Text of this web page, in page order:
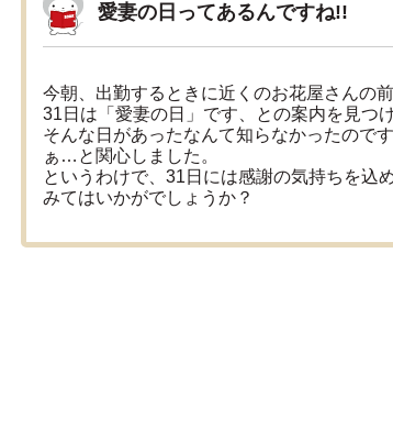
愛妻の日ってあるんですね!!
今朝、出勤するときに近くのお花屋さんの
31日は「愛妻の日」です、との案内を見つけ
そんな日があったなんて知らなかったので
ぁ…と関心しました。
というわけで、31日には感謝の気持ちを込
みてはいかがでしょうか？